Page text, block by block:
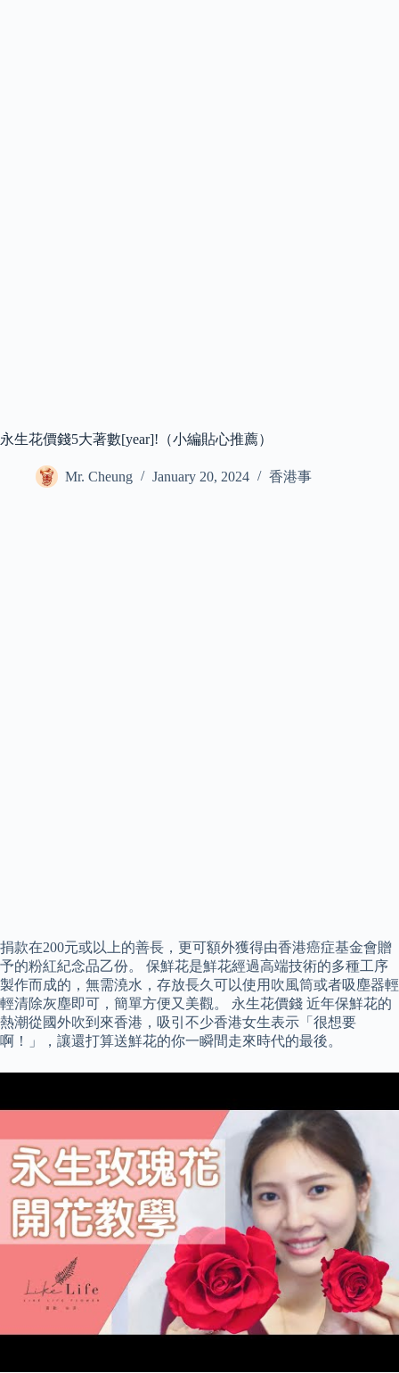
永生花價錢5大著數[year]!（小編貼心推薦）
Mr. Cheung January 20, 2024 香港事
捐款在200元或以上的善長，更可額外獲得由香港癌症基金會贈
予的粉紅紀念品乙份。 保鮮花是鮮花經過高端技術的多種工序
製作而成的，無需澆水，存放長久可以使用吹風筒或者吸塵器輕
輕清除灰塵即可，簡單方便又美觀。 永生花價錢 近年保鮮花的
熱潮從國外吹到來香港，吸引不少香港女生表示「很想要
啊！」，讓還打算送鮮花的你一瞬間走來時代的最後。